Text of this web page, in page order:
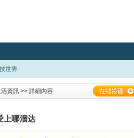
世界
資訊 >> 詳細內容
上哪溜达